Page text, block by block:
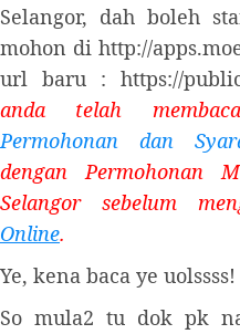
Selangor, dah boleh
mohon di http://
url baru : https://
anda telah
Permohonan dan
dengan Permohonan
Selangor sebelum
Online.
Ye, kena baca ye uolssss!
So mula2 tu dok pk